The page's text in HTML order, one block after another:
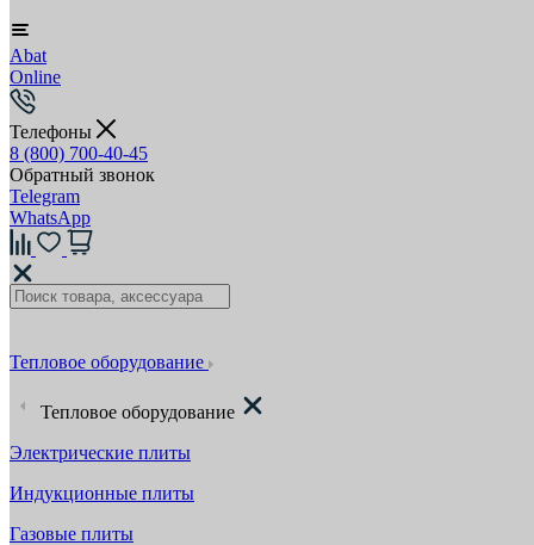
Abat
Online
Телефоны
8 (800) 700-40-45
Обратный звонок
Telegram
WhatsApp
Тепловое оборудование
Тепловое оборудование
Электрические плиты
Индукционные плиты
Газовые плиты